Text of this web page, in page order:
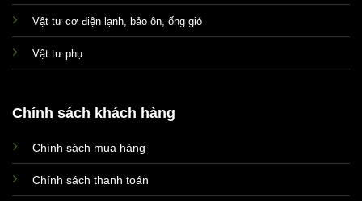
Vật tư cơ điện lạnh, bảo ôn, ống gió
Vật tư phụ
Chính sách khách hàng
Chính sách mua hàng
Chính sách thanh toán
viên tư vấn của Remak